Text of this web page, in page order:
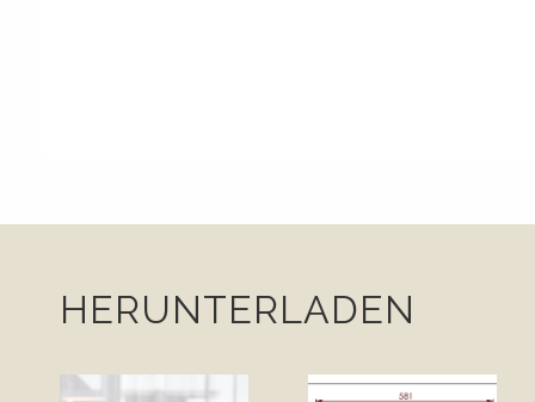
HERUNTERLADEN